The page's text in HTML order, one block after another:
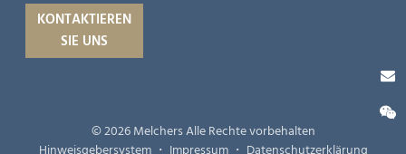
KONTAKTIEREN
SIE UNS
© 2026 Melchers Alle Rechte vorbehalten